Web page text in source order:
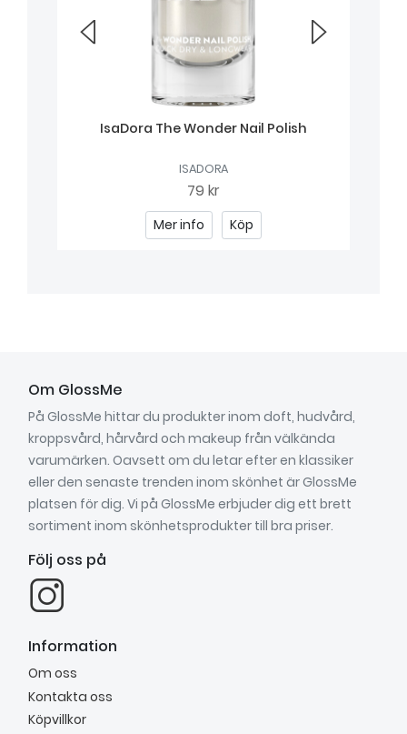
IsaDora The Wonder Nail Polish
ISADORA
79 kr
Mer info Köp
Om GlossMe
På GlossMe hittar du produkter inom doft, hudvård,
kroppsvård, hårvård och makeup från välkända
varumärken. Oavsett om du letar efter en klassiker
eller den senaste trenden inom skönhet är GlossMe
platsen för dig. Vi på GlossMe erbjuder dig ett brett
sortiment inom skönhetsprodukter till bra priser.
Följ oss på
Information
Om oss
Kontakta oss
Köpvillkor